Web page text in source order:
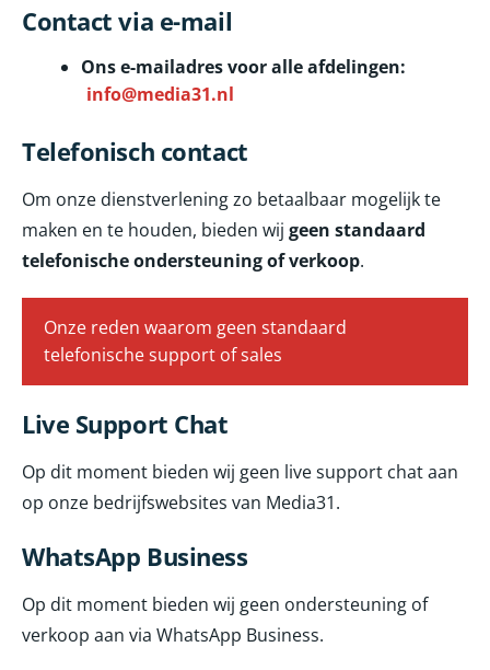
Contact via e-mail
Ons e-mailadres voor alle afdelingen:
info@media31.nl
Telefonisch contact
Om onze dienstverlening zo betaalbaar mogelijk te
maken en te houden, bieden wij geen standaard
telefonische ondersteuning of verkoop.
Onze reden waarom geen standaard
telefonische support of sales
Live Support Chat
Op dit moment bieden wij geen live support chat aan
op onze bedrijfswebsites van Media31.
WhatsApp Business
Op dit moment bieden wij geen ondersteuning of
verkoop aan via WhatsApp Business.